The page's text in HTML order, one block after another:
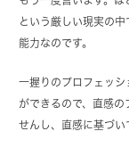
という厳しい現実の
能力なのです。
一握りのプロフェッシ
ができるので、直感
せんし、直感に基づい